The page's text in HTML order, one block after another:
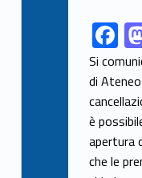
Link identifier share facebook archive #share-link-archive-14958F
ac
e
b
o
o
Si
di
è
apertura
che le